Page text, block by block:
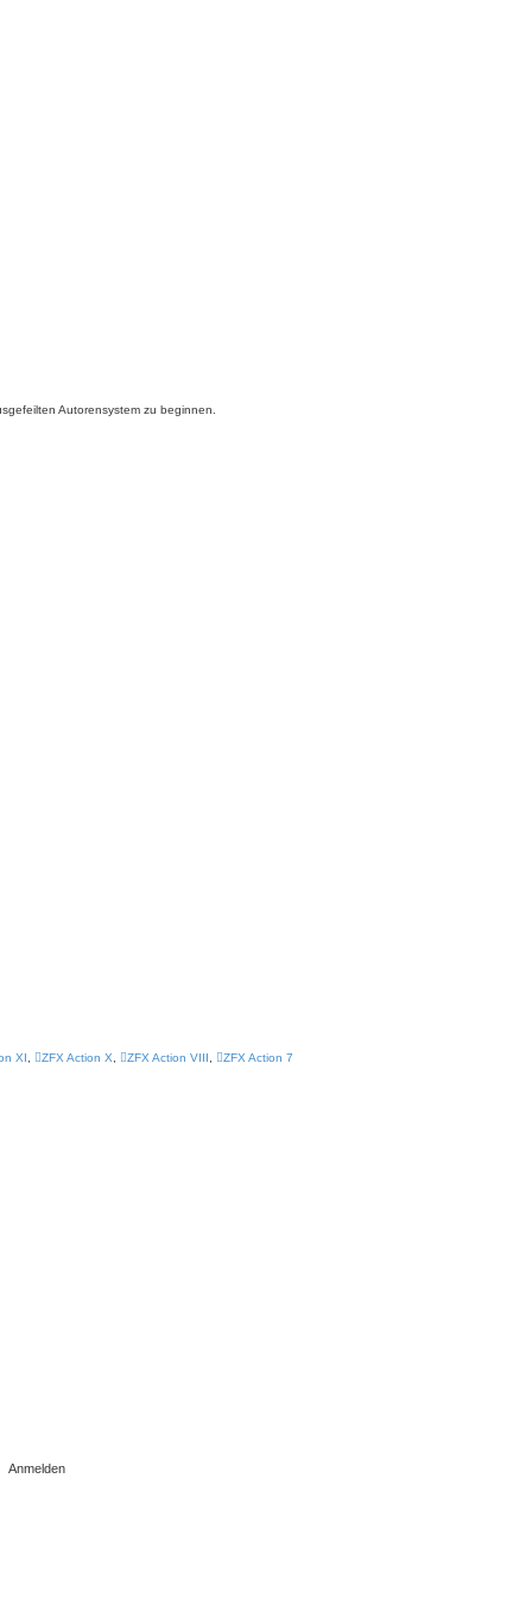
Autorensystem zu beginnen.
XI ZFX Action X ZFX Action VIII
ZFX Action 7